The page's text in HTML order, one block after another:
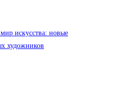
искусства: новые
художников